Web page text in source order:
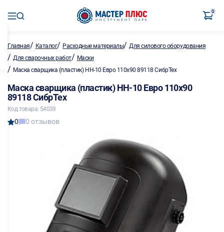
0
Главная/ Каталог/ Расходные материалы/Для силового оборудования
/ Для сварочных работ/ Маски
/ Маска сварщика (пластик) НН-10 Евро 110х90 89118 СибрТех
Маска сварщика (пластик) НН-10 Евро 110х90
89118 СибрТех
Код товара: 54039
0 0 отзывов